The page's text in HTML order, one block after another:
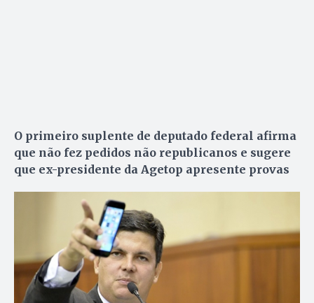
O primeiro suplente de deputado federal afirma
que não fez pedidos não republicanos e sugere
que ex-presidente da Agetop apresente provas